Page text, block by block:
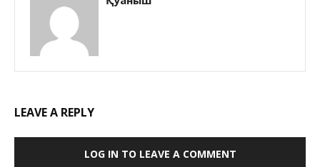
LEAVE A REPLY
LOG IN TO LEAVE A COMMENT